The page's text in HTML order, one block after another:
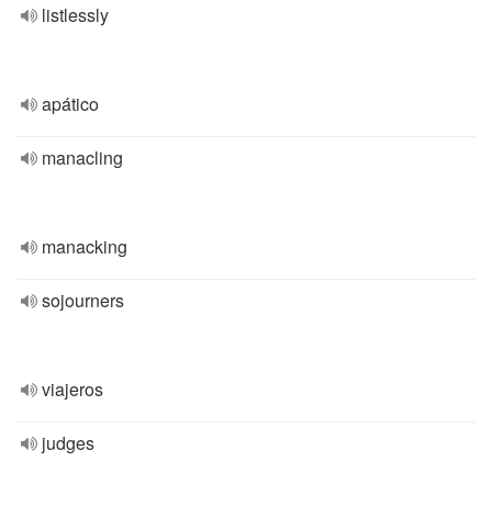
listlessly
apático
manacling
manacking
sojourners
viajeros
judges